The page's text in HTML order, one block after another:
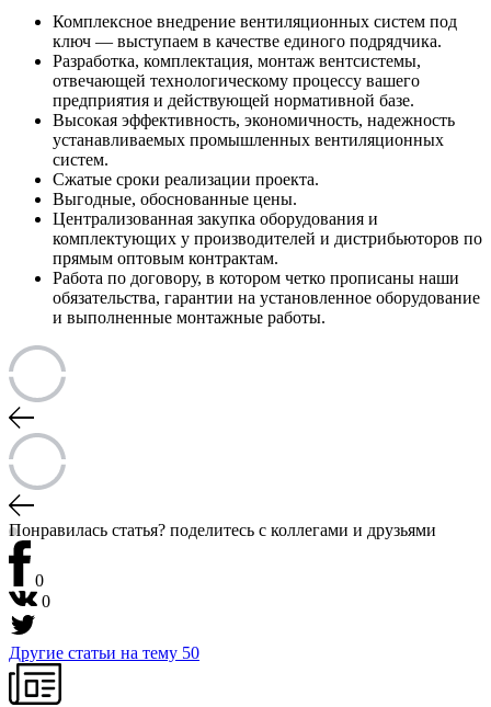
Комплексное внедрение вентиляционных систем под
ключ — выступаем в качестве единого подрядчика.
Разработка, комплектация, монтаж вентсистемы,
отвечающей технологическому процессу вашего
предприятия и действующей нормативной базе.
Высокая эффективность, экономичность, надежность
устанавливаемых промышленных вентиляционных
систем.
Сжатые сроки реализации проекта.
Выгодные, обоснованные цены.
Централизованная закупка оборудования и
комплектующих у производителей и дистрибьюторов по
прямым оптовым контрактам.
Работа по договору, в котором четко прописаны наши
обязательства, гарантии на установленное оборудование
и выполненные монтажные работы.
Понравилась статья? поделитесь с коллегами и друзьями
0
0
Другие статьи на тему 50